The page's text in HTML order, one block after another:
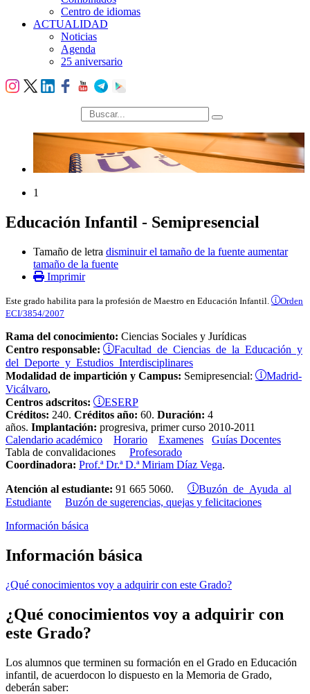
Centro de idiomas
ACTUALIDAD
Noticias
Agenda
25 aniversario
búsqueda
1
Educación Infantil - Semipresencial
Tamaño de letra disminuir el tamaño de la fuente aumentar
tamaño de la fuente
Imprimir
Este grado habilita para la profesión de Maestro en Educación Infantil.
Orden
ECI/3854/2007
Rama del conocimiento: Ciencias Sociales y Jurídicas
Centro responsable:
Facultad de Ciencias de la Educación y
del Deporte y Estudios Interdisciplinares
Modalidad de impartición y Campus: Semipresencial:
Madrid-
Vicálvaro,
Centros adscritos:
ESERP
Créditos: 240. Créditos año: 60. Duración: 4
años. Implantación: progresiva, primer curso 2010-2011
Calendario académico
Horario Examenes
Guías Docentes
Tabla de convalidaciones
Profesorado
Coordinadora: Prof.ª Dr.ª D.ª Miriam Díaz Vega.
Atención al estudiante: 91 665 5060.
Buzón de Ayuda al
Estudiante
Buzón de sugerencias, quejas y felicitaciones
Información básica
Información básica
¿Qué conocimientos voy a adquirir con este Grado?
¿Qué conocimientos voy a adquirir con
este Grado?
Los alumnos que terminen su formación en el Grado en Educación
infantil, de acuerdocon lo dispuesto en la Memoria de Grado,
deberán saber: